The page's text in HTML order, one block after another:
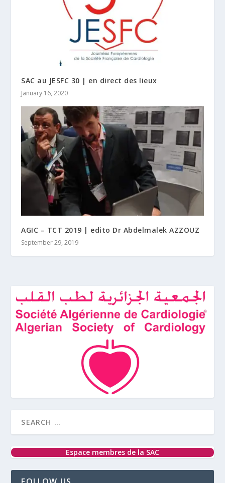
SAC au JESFC 30 | en direct des lieux
January 16, 2020
AGIC – TCT 2019 | edito Dr Abdelmalek AZZOUZ
September 29, 2019
Espace membres de la SAC